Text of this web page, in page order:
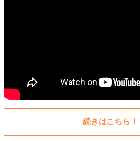
忘れられない言葉
10代・20代の土台
40代からの景色 50代のリアル
続きはこちら！